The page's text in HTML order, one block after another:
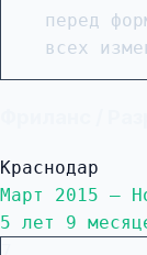
перед
всех
Краснодар
Март 2015 —
5 лет 9